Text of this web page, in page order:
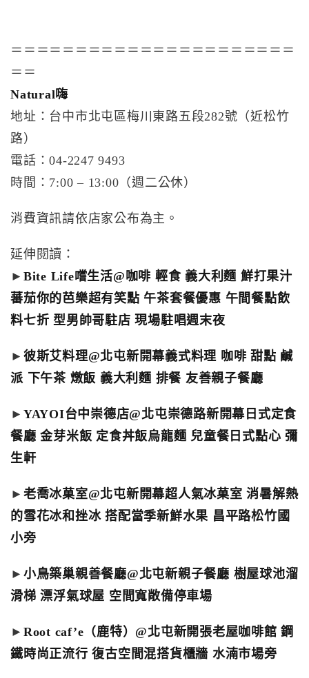
＝＝＝＝＝＝＝＝＝＝＝＝＝＝＝＝＝＝＝＝＝＝
＝＝
Natural嗨
地址：台中市北屯區梅川東路五段282號（近松竹
路）
電話：04-2247 9493
時間：7:00 – 13:00（週二公休）
消費資訊請依店家公布為主。
延伸閱讀：
► Bite Life嚐生活@咖啡 輕食 義大利麵 鮮打果汁
蕃茄你的芭樂超有笑點 午茶套餐優惠 午間餐點飲
料七折 型男帥哥駐店 現場駐唱週末夜
► 彼斯艾料理@北屯新開幕義式料理 咖啡 甜點 鹹
派 下午茶 燉飯 義大利麵 排餐 友善親子餐廳
► YAYOI台中崇德店@北屯崇德路新開幕日式定食
餐廳 金芽米飯 定食丼飯烏龍麵 兒童餐日式點心 彌
生軒
► 老喬冰菓室@北屯新開幕超人氣冰菓室 消暑解熱
的雪花冰和挫冰 搭配當季新鮮水果 昌平路松竹國
小旁
► 小鳥築巢親善餐廳@北屯新親子餐廳 樹屋球池溜
滑梯 漂浮氣球屋 空間寬敞備停車場
► Root caf’e（鹿特）@北屯新開張老屋咖啡館 鋼
鐵時尚正流行 復古空間混搭貨櫃牆 水湳市場旁